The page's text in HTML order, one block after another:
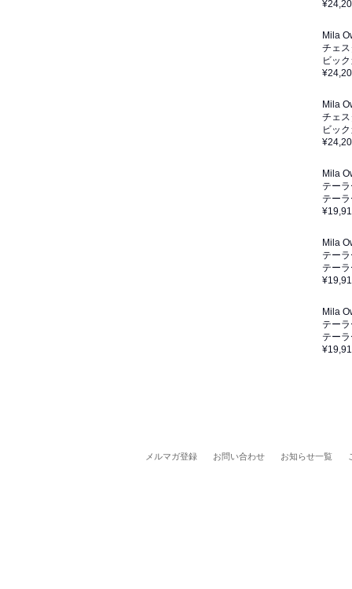
Mila
チェ
ビッ
Mila
チェ
ビッ
Mila
テー
テー
Mila
テー
テー
Mila
テー
テー
メルマガ登録 お問い合わせ お知らせ一覧